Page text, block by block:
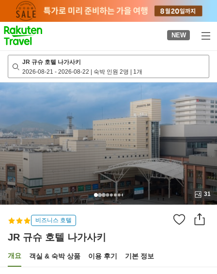
page
NEW
JR 규슈 호텔 나가사키
2026-08-21 - 2026-08-22 | 숙박 인원 2명 | 1개
31
비즈니스 호텔
JR 규슈 호텔 나가사키
개요 객실 & 숙박 상품 이용 후기 기본 정보